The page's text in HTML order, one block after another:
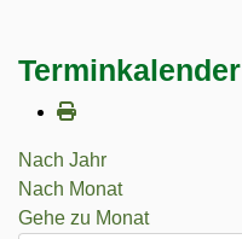
Terminkalender
Nach Jahr
Nach Monat
Gehe zu Monat